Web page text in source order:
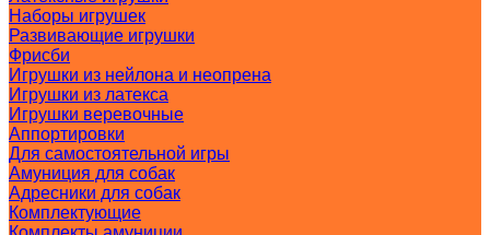
Наборы игрушек
Развивающие игрушки
Фрисби
Игрушки из нейлона и неопрена
Игрушки из латекса
Игрушки веревочные
Аппортировки
Для самостоятельной игры
Амуниция для собак
Адресники для собак
Комплектующие